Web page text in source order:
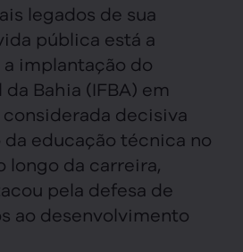
legados de sua
pública está a
implantação do
Bahia (IFBA) em
decisiva
da educação técnica no
longo da carreira,
pela defesa de
ao desenvolvimento